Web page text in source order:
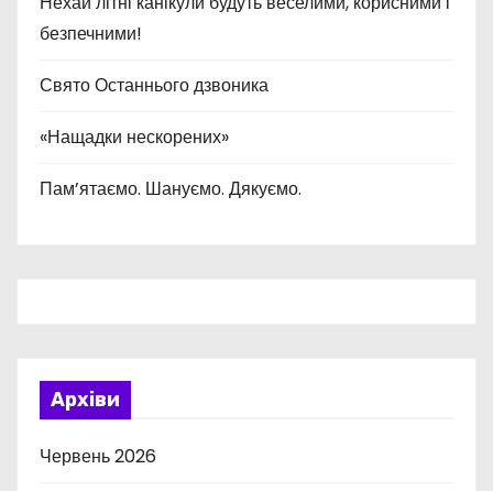
безпечними!
Свято Останнього дзвоника
«Нащадки нескорених»
Пам’ятаємо. Шануємо. Дякуємо.
Архіви
Червень 2026